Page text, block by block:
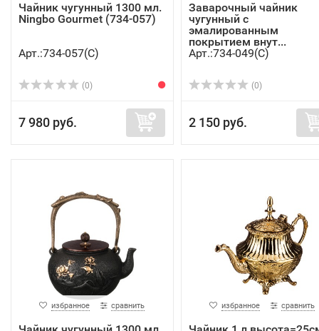
Чайник чугунный 1300 мл.
Ningbo Gourmet (734-057)
Арт.:734-057(C)
(0)
7 980 руб.
Заварочный чайник
чугунный с
эмалированным
покрытием внут...
Арт.:734-049(C)
(0)
2 150 руб.
избранное сравнить избранное сравнить